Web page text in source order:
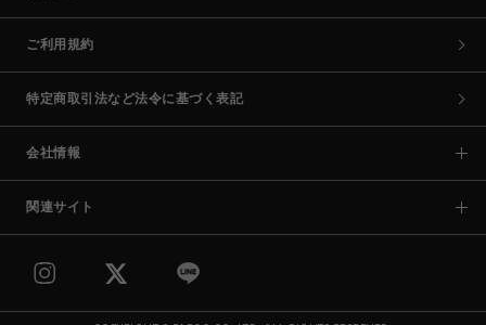
ご利用規約
特定商取引法など法令に基づく表記
会社情報
関連サイト